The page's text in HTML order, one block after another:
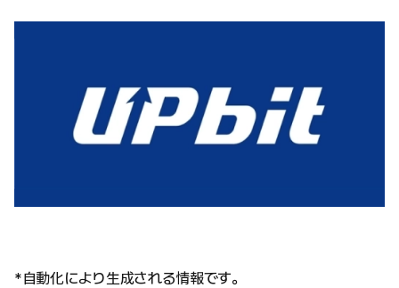
*自動化により生成される情報です。